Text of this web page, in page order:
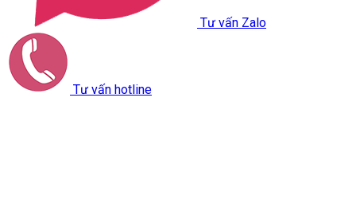
Tư vấn Zalo
Tư vấn hotline